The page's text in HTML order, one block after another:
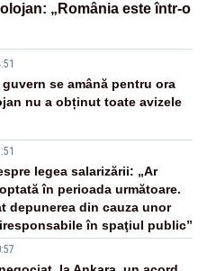
„România este într-o
se amână pentru ora
nu a obținut toate avizele
legea salarizării: „Ar
în perioada următoare.
depunerea din cauza unor
în spaţiul public”